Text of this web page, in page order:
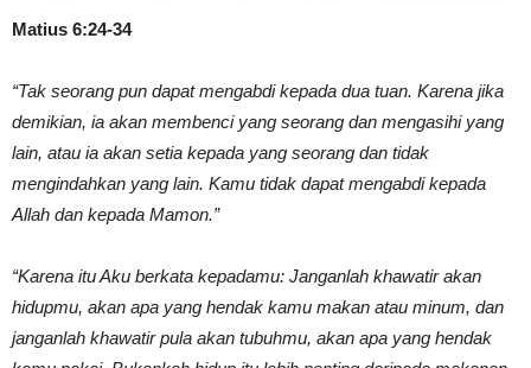
Matius 6:24-34
“Tak seorang pun dapat mengabdi kepada dua tuan. Karena jika
demikian, ia akan membenci yang seorang dan mengasihi yang
lain, atau ia akan setia kepada yang seorang dan tidak
mengindahkan yang lain. Kamu tidak dapat mengabdi kepada
Allah dan kepada Mamon.”
“Karena itu Aku berkata kepadamu: Janganlah khawatir akan
hidupmu, akan apa yang hendak kamu makan atau minum, dan
janganlah khawatir pula akan tubuhmu, akan apa yang hendak